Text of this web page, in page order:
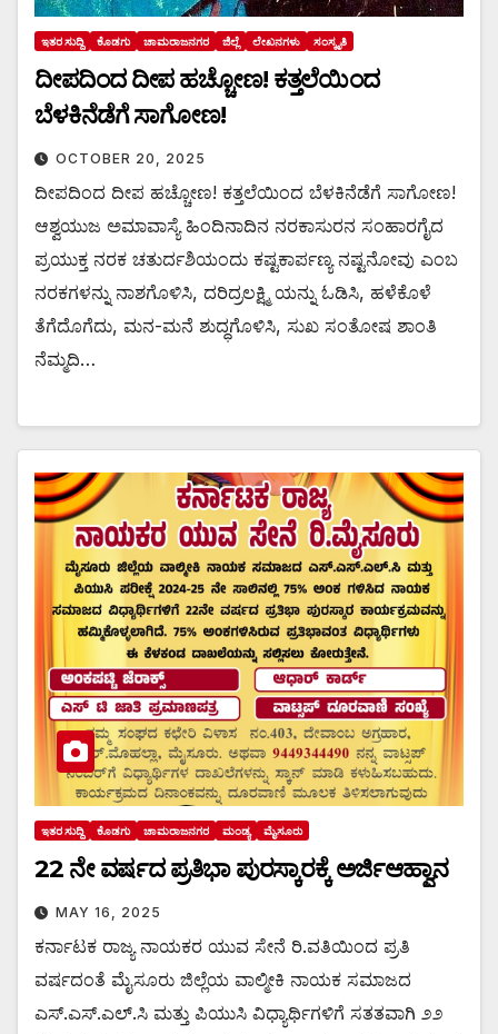
ಇತರ ಸುದ್ದಿ ಕೊಡಗು ಚಾಮರಾಜನಗರ ಜಿಲ್ಲೆ ಲೇಖನಗಳು ಸಂಸ್ಕೃತಿ
ದೀಪದಿಂದ ದೀಪ ಹಚ್ಚೋಣ! ಕತ್ತಲೆಯಿಂದ
ಬೆಳಕಿನೆಡೆಗೆ ಸಾಗೋಣ!
OCTOBER 20, 2025
ದೀಪದಿಂದ ದೀಪ ಹಚ್ಚೋಣ! ಕತ್ತಲೆಯಿಂದ ಬೆಳಕಿನೆಡೆಗೆ ಸಾಗೋಣ!
ಆಶ್ವಯುಜ ಅಮಾವಾಸ್ಯೆ ಹಿಂದಿನಾದಿನ ನರಕಾಸುರನ ಸಂಹಾರಗೈದ
ಪ್ರಯುಕ್ತ ನರಕ ಚತುರ್ದಶಿಯಂದು ಕಷ್ಟಕಾರ್ಪಣ್ಯ ನಷ್ಟನೋವು ಎಂಬ
ನರಕಗಳನ್ನು ನಾಶಗೊಳಿಸಿ, ದರಿದ್ರಲಕ್ಷ್ಮಿ ಯನ್ನು ಓಡಿಸಿ, ಹಳೆಕೊಳೆ
ತೆಗೆದೊಗೆದು, ಮನ-ಮನೆ ಶುದ್ಧಗೊಳಿಸಿ, ಸುಖ ಸಂತೋಷ ಶಾಂತಿ
ನೆಮ್ಮದಿ…
ಇತರ ಸುದ್ದಿ ಕೊಡಗು ಚಾಮರಾಜನಗರ ಮಂಡ್ಯ ಮೈಸೂರು
22 ನೇ ವರ್ಷದ ಪ್ರತಿಭಾ ಪುರಸ್ಕಾರಕ್ಕೆ ಅರ್ಜಿಆಹ್ವಾನ
MAY 16, 2025
ಕರ್ನಾಟಕ ರಾಜ್ಯ ನಾಯಕರ ಯುವ ಸೇನೆ ರಿ.ವತಿಯಿಂದ ಪ್ರತಿ
ವರ್ಷದಂತೆ ಮೈಸೂರು ಜಿಲ್ಲೆಯ ವಾಲ್ಮೀಕಿ ನಾಯಕ ಸಮಾಜದ
ಎಸ್.ಎಸ್.ಎಲ್.ಸಿ ಮತ್ತು ಪಿಯುಸಿ ವಿಧ್ಯಾರ್ಥಿಗಳಿಗೆ ಸತತವಾಗಿ ೨೨